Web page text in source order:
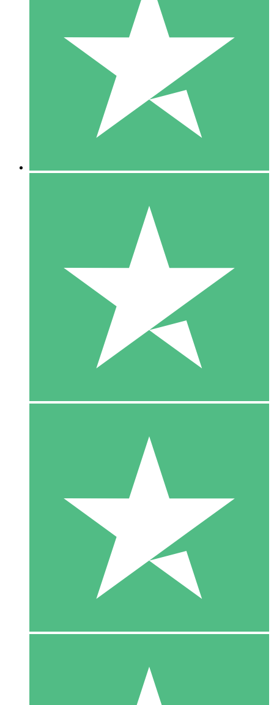
Pacchetti di Crediti Individuali
Paga a consumo con crediti di download. Nessun impegno
1 Download
10
US$1500
10 Download
20